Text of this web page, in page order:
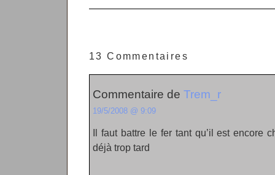
13 Commentaires
Commentaire de Trem_r
19/5/2008 @ 9:09
Il faut battre le fer tant qu’il est encore
déjà trop tard